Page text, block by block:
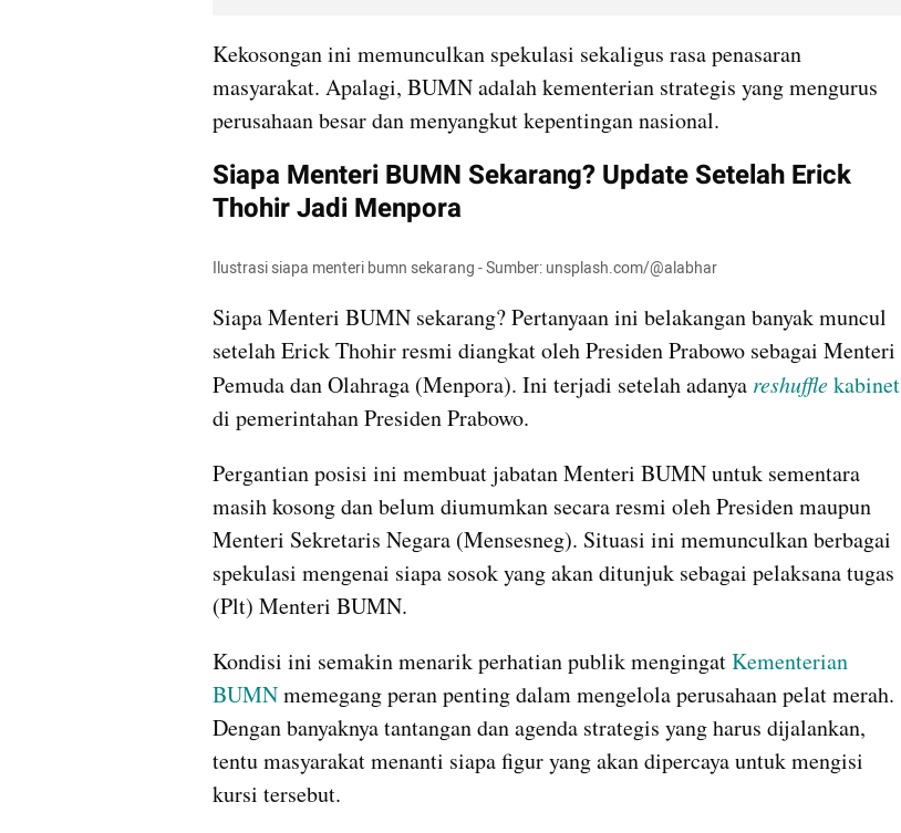
Kekosongan ini memunculkan spekulasi sekaligus rasa penasaran
masyarakat. Apalagi, BUMN adalah kementerian strategis yang mengurus
perusahaan besar dan menyangkut kepentingan nasional.
Siapa Menteri BUMN Sekarang? Update Setelah Erick
Thohir Jadi Menpora
Ilustrasi siapa menteri bumn sekarang - Sumber: unsplash.com/@alabhar
Siapa Menteri BUMN sekarang? Pertanyaan ini belakangan banyak muncul
setelah Erick Thohir resmi diangkat oleh Presiden Prabowo sebagai Menteri
Pemuda dan Olahraga (Menpora). Ini terjadi setelah adanya reshuffle kabinet
di pemerintahan Presiden Prabowo.
Pergantian posisi ini membuat jabatan Menteri BUMN untuk sementara
masih kosong dan belum diumumkan secara resmi oleh Presiden maupun
Menteri Sekretaris Negara (Mensesneg). Situasi ini memunculkan berbagai
spekulasi mengenai siapa sosok yang akan ditunjuk sebagai pelaksana tugas
(Plt) Menteri BUMN.
Kondisi ini semakin menarik perhatian publik mengingat Kementerian
BUMN memegang peran penting dalam mengelola perusahaan pelat merah.
Dengan banyaknya tantangan dan agenda strategis yang harus dijalankan,
tentu masyarakat menanti siapa figur yang akan dipercaya untuk mengisi
kursi tersebut.